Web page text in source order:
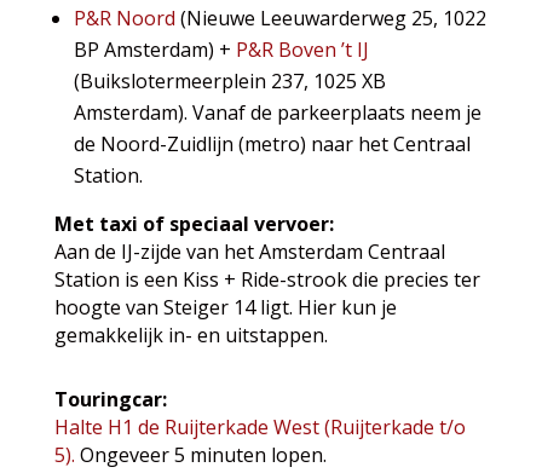
P&R Noord (Nieuwe Leeuwarderweg 25, 1022
BP Amsterdam) + P&R Boven ’t IJ
(Buikslotermeerplein 237, 1025 XB
Amsterdam). Vanaf de parkeerplaats neem je
de Noord-Zuidlijn (metro) naar het Centraal
Station.
Met taxi of speciaal vervoer:
Aan de IJ-zijde van het Amsterdam Centraal
Station is een Kiss + Ride-strook die precies ter
hoogte van Steiger 14 ligt. Hier kun je
gemakkelijk in- en uitstappen.
Touringcar:
Halte H1 de Ruijterkade West (Ruijterkade t/o
5). Ongeveer 5 minuten lopen.